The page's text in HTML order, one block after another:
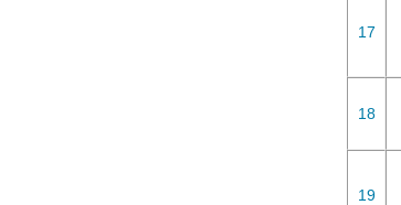
17
18
19